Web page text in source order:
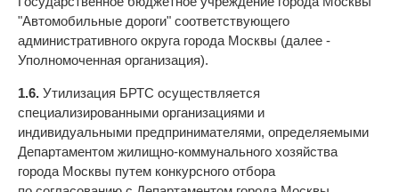
"Автомобильные дороги" соответствующего
административного округа города Москвы (далее -
Уполномоченная организация).
1.6. Утилизация БРТС осуществляется
специализированными организациями и
индивидуальными предпринимателями, определяемыми
Департаментом жилищно-коммунального хозяйства
города Москвы путем конкурсного отбора